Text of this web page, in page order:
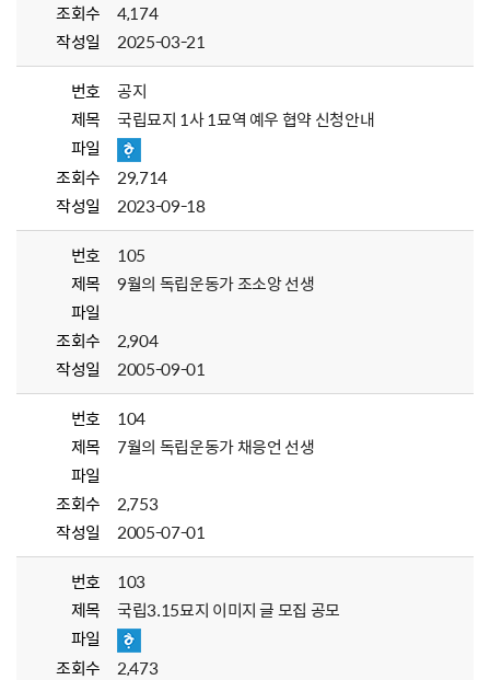
조회수
4,174
작성일
2025-03-21
번호
공지
제목
국립묘지 1사 1묘역 예우 협약 신청안내
파일
조회수
29,714
작성일
2023-09-18
번호
105
제목
9월의 독립운동가 조소앙 선생
파일
조회수
2,904
작성일
2005-09-01
번호
104
제목
7월의 독립운동가 채응언 선생
파일
조회수
2,753
작성일
2005-07-01
번호
103
제목
국립3.15묘지 이미지 글 모집 공모
파일
조회수
2,473